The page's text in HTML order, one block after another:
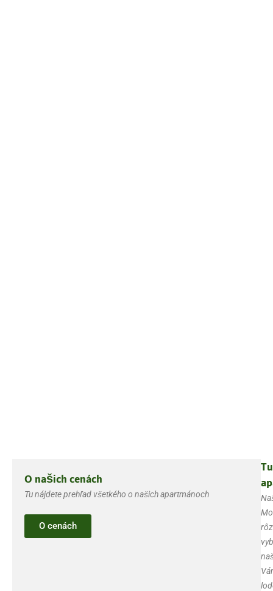
O našich cenách
Tu nájdete prehľad všetkého o našich apartmánoch
O cenách